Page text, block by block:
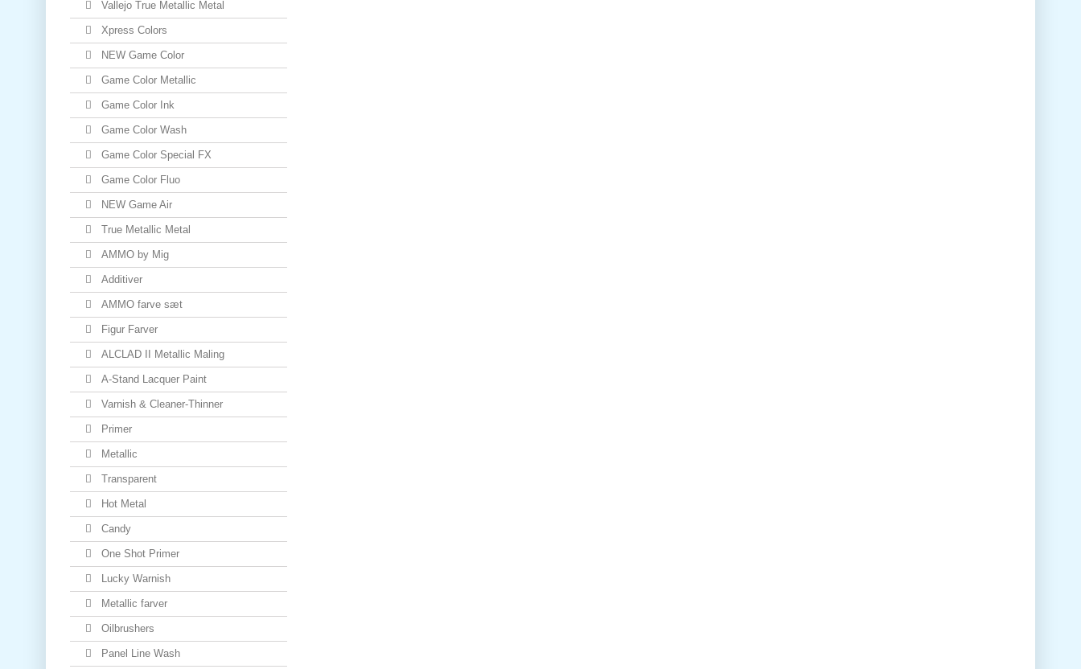
Vallejo True Metallic Metal
Xpress Colors
NEW Game Color
Game Color Metallic
Game Color Ink
Game Color Wash
Game Color Special FX
Game Color Fluo
NEW Game Air
True Metallic Metal
AMMO by Mig
Additiver
AMMO farve sæt
Figur Farver
ALCLAD II Metallic Maling
A-Stand Lacquer Paint
Varnish & Cleaner-Thinner
Primer
Metallic
Transparent
Hot Metal
Candy
One Shot Primer
Lucky Warnish
Metallic farver
Oilbrushers
Panel Line Wash